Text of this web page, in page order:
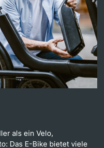
als ein Velo,
Das E-Bike bietet viele